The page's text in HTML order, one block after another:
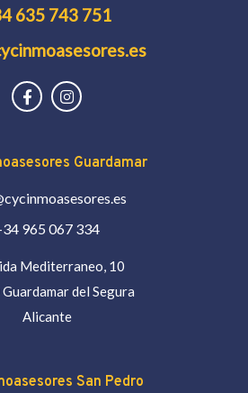
635 743 751
Guardamar
965 067 334
Mediterraneo, 10
del Segura
Alicante
San Pedro